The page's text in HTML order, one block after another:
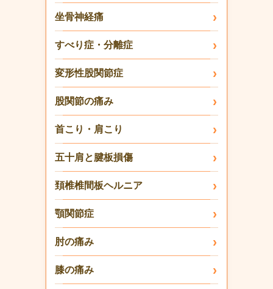
坐骨神経痛
すべり症・分離症
変形性股関節症
股関節の痛み
首こり・肩こり
五十肩と腱板損傷
頚椎椎間板ヘルニア
顎関節症
肘の痛み
膝の痛み